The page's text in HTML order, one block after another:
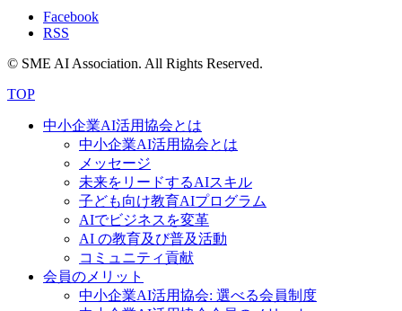
Facebook
RSS
© SME AI Association. All Rights Reserved.
TOP
中小企業AI活用協会とは
中小企業AI活用協会とは
メッセージ
未来をリードするAIスキル
子ども向け教育AIプログラム
AIでビジネスを変革
AI の教育及び普及活動
コミュニティ貢献
会員のメリット
中小企業AI活用協会: 選べる会員制度